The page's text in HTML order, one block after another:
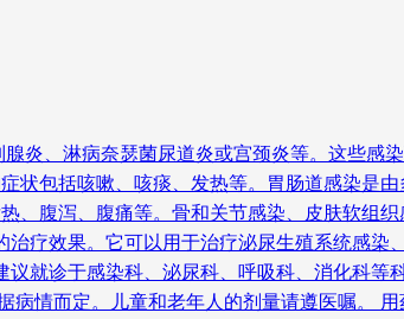
炎、淋病奈瑟菌尿道炎或宫颈炎等。这些感
包括咳嗽、咳痰、发热等。胃肠道感染是
腹泻、腹痛等。骨和关节感染、皮肤软组
疗效果。它可以用于治疗泌尿生殖系统感染
就诊于感染科、泌尿科、呼吸科、消化科等
情而定。儿童和老年人的剂量请遵医嘱。